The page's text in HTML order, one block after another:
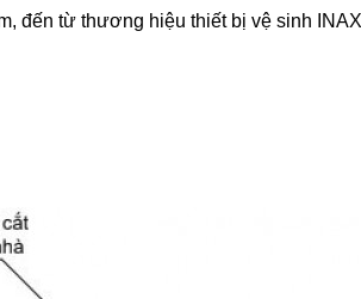
đến từ thương hiệu thiết bị vệ sinh INAX